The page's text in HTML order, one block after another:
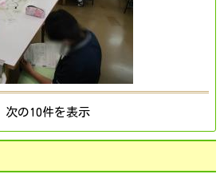
次の10件を表示